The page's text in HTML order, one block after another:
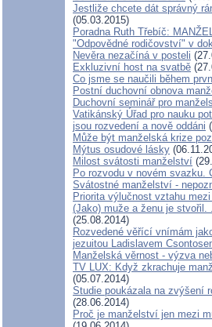
Jestliže chcete dát správný
(05.03.2015)
Poradna Ruth Třebíč:
"Odpovědné rodičovství" v
Nevěra nezačíná v posteli
Exkluzivní host na svatbě
Co jsme se naučili během
Postní duchovní obnova
Duchovní seminář pro
Vatikánský Úřad pro nauku
jsou rozvedení a nově oddáni
Může být manželská krize
Mýtus osudové lásky
Milost svátosti manželství
Po rozvodu v novém svazku.
Svátostné manželství -
Priorita výlučnost vztahu
(Jako) muže a ženu je
(25.08.2014)
Rozvedené věřící vnímám
jezuitou Ladislavem
Manželská věrnost - výzva
TV LUX: Když zkrachuje
(05.07.2014)
Studie poukázala na zvýšení
(28.06.2014)
Proč je manželství jen mezi